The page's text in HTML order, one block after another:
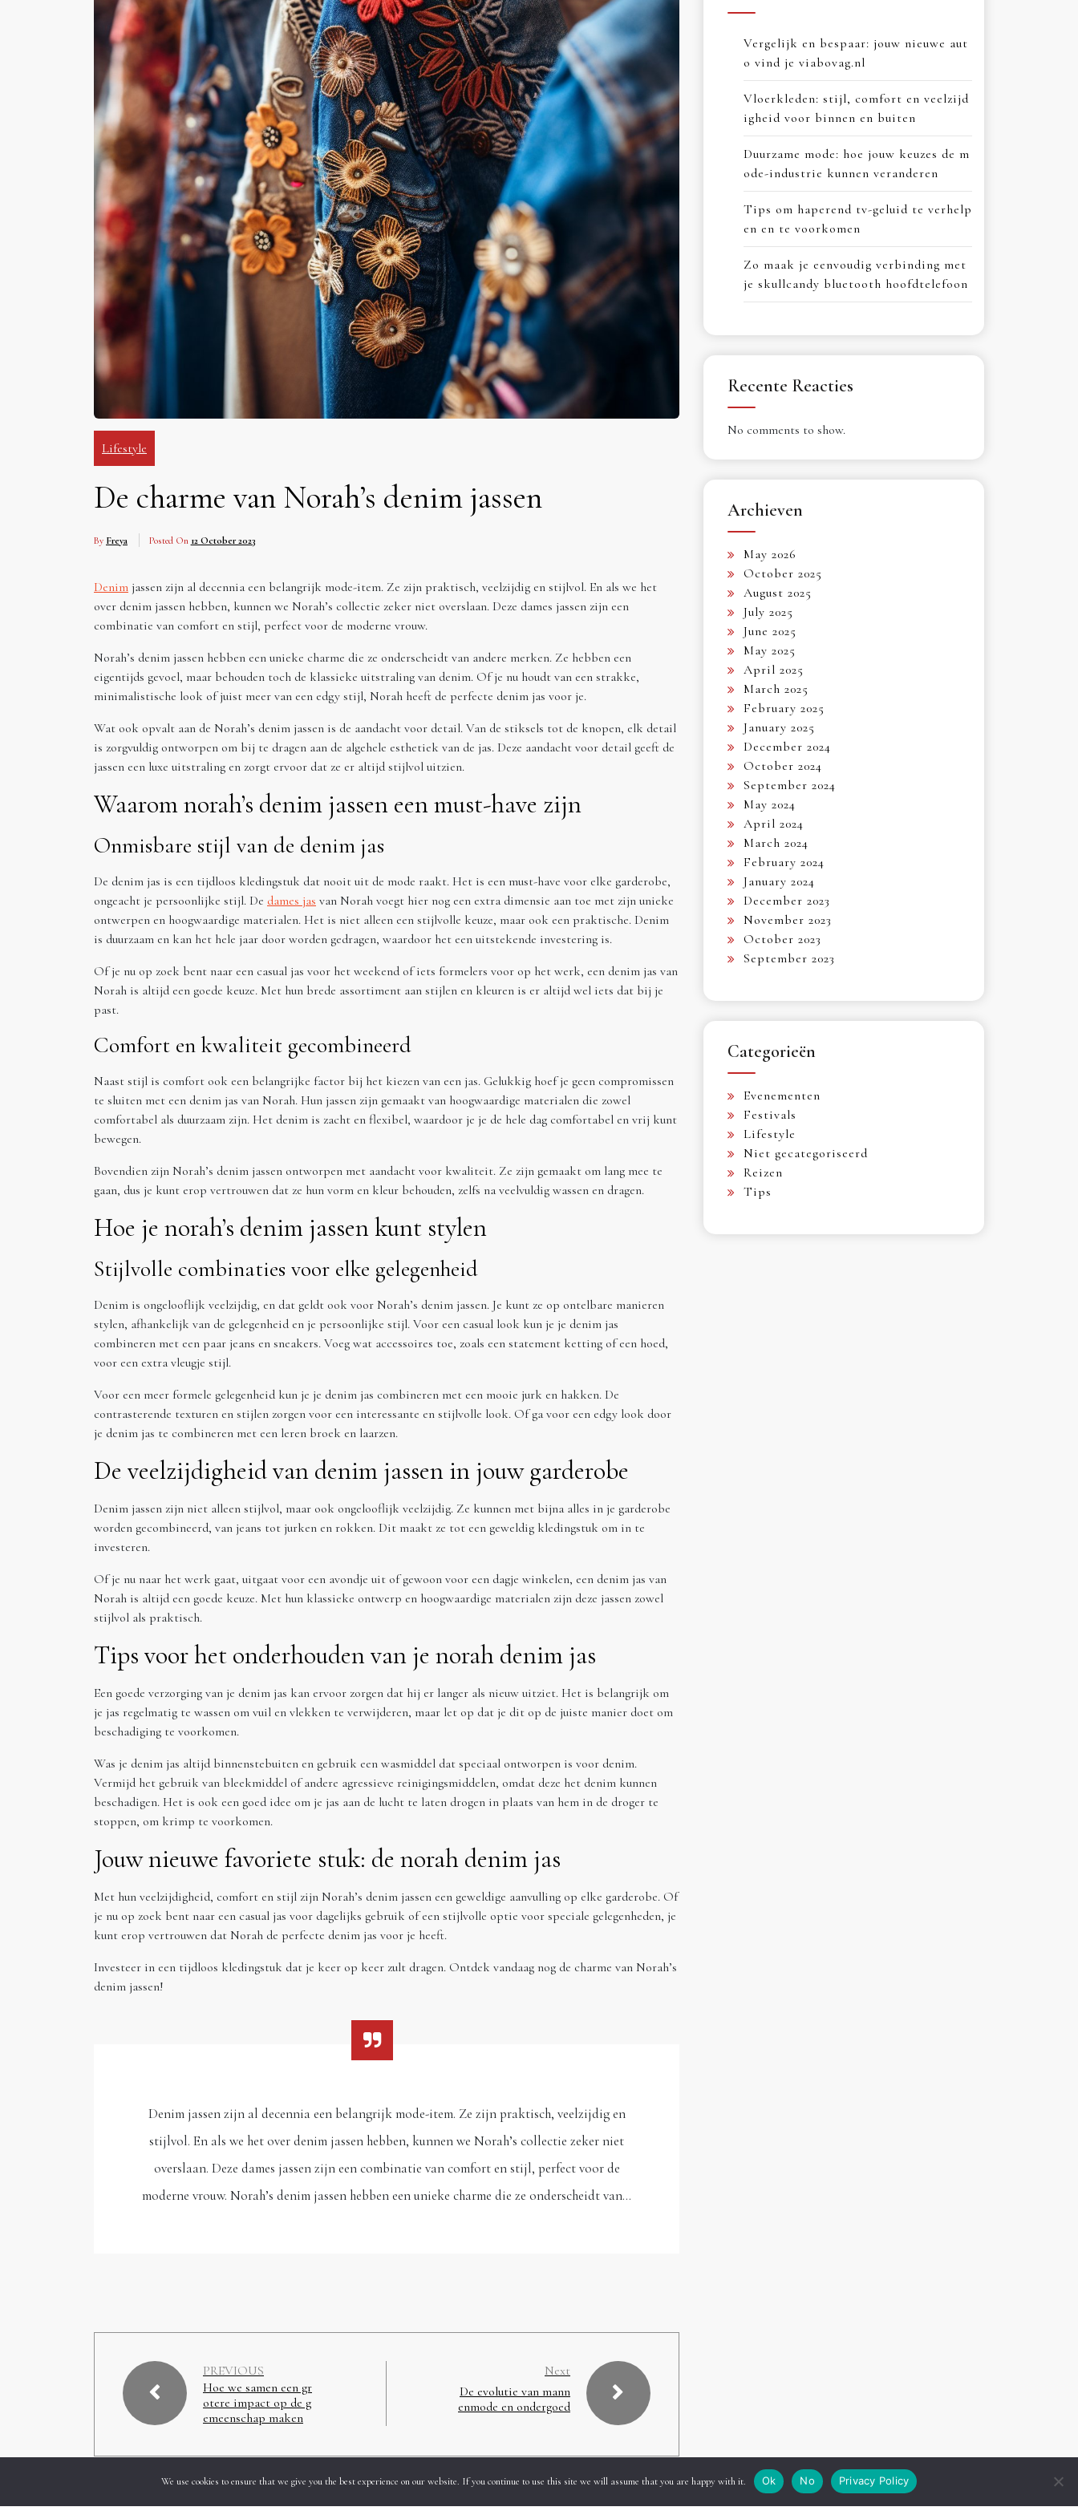
Lifestyle
De charme van Norah’s denim jassen
By Freya Posted On 12 October 2023
Denim jassen zijn al decennia een belangrijk mode-item. Ze zijn praktisch, veelzijdig en stijlvol. En als we het
over denim jassen hebben, kunnen we Norah’s collectie zeker niet overslaan. Deze dames jassen zijn een
combinatie van comfort en stijl, perfect voor de moderne vrouw.
Norah’s denim jassen hebben een unieke charme die ze onderscheidt van andere merken. Ze hebben een
eigentijds gevoel, maar behouden toch de klassieke uitstraling van denim. Of je nu houdt van een strakke,
minimalistische look of juist meer van een edgy stijl, Norah heeft de perfecte denim jas voor je.
Wat ook opvalt aan de Norah’s denim jassen is de aandacht voor detail. Van de stiksels tot de knopen, elk detail
is zorgvuldig ontworpen om bij te dragen aan de algehele esthetiek van de jas. Deze aandacht voor detail geeft de
jassen een luxe uitstraling en zorgt ervoor dat ze er altijd stijlvol uitzien.
Waarom norah’s denim jassen een must-have zijn
Onmisbare stijl van de denim jas
De denim jas is een tijdloos kledingstuk dat nooit uit de mode raakt. Het is een must-have voor elke garderobe,
ongeacht je persoonlijke stijl. De dames jas van Norah voegt hier nog een extra dimensie aan toe met zijn unieke
ontwerpen en hoogwaardige materialen. Het is niet alleen een stijlvolle keuze, maar ook een praktische. Denim
is duurzaam en kan het hele jaar door worden gedragen, waardoor het een uitstekende investering is.
Of je nu op zoek bent naar een casual jas voor het weekend of iets formelers voor op het werk, een denim jas van
Norah is altijd een goede keuze. Met hun brede assortiment aan stijlen en kleuren is er altijd wel iets dat bij je
past.
Comfort en kwaliteit gecombineerd
Naast stijl is comfort ook een belangrijke factor bij het kiezen van een jas. Gelukkig hoef je geen compromissen
te sluiten met een denim jas van Norah. Hun jassen zijn gemaakt van hoogwaardige materialen die zowel
comfortabel als duurzaam zijn. Het denim is zacht en flexibel, waardoor je je de hele dag comfortabel en vrij kunt
bewegen.
Bovendien zijn Norah’s denim jassen ontworpen met aandacht voor kwaliteit. Ze zijn gemaakt om lang mee te
gaan, dus je kunt erop vertrouwen dat ze hun vorm en kleur behouden, zelfs na veelvuldig wassen en dragen.
Hoe je norah’s denim jassen kunt stylen
Stijlvolle combinaties voor elke gelegenheid
Denim is ongelooflijk veelzijdig, en dat geldt ook voor Norah’s denim jassen. Je kunt ze op ontelbare manieren
stylen, afhankelijk van de gelegenheid en je persoonlijke stijl. Voor een casual look kun je je denim jas
combineren met een paar jeans en sneakers. Voeg wat accessoires toe, zoals een statement ketting of een hoed,
voor een extra vleugje stijl.
Voor een meer formele gelegenheid kun je je denim jas combineren met een mooie jurk en hakken. De
contrasterende texturen en stijlen zorgen voor een interessante en stijlvolle look. Of ga voor een edgy look door
je denim jas te combineren met een leren broek en laarzen.
De veelzijdigheid van denim jassen in jouw garderobe
Denim jassen zijn niet alleen stijlvol, maar ook ongelooflijk veelzijdig. Ze kunnen met bijna alles in je garderobe
worden gecombineerd, van jeans tot jurken en rokken. Dit maakt ze tot een geweldig kledingstuk om in te
investeren.
Of je nu naar het werk gaat, uitgaat voor een avondje uit of gewoon voor een dagje winkelen, een denim jas van
Norah is altijd een goede keuze. Met hun klassieke ontwerp en hoogwaardige materialen zijn deze jassen zowel
stijlvol als praktisch.
Tips voor het onderhouden van je norah denim jas
Een goede verzorging van je denim jas kan ervoor zorgen dat hij er langer als nieuw uitziet. Het is belangrijk om
je jas regelmatig te wassen om vuil en vlekken te verwijderen, maar let op dat je dit op de juiste manier doet om
beschadiging te voorkomen.
Was je denim jas altijd binnenstebuiten en gebruik een wasmiddel dat speciaal ontworpen is voor denim.
Vermijd het gebruik van bleekmiddel of andere agressieve reinigingsmiddelen, omdat deze het denim kunnen
beschadigen. Het is ook een goed idee om je jas aan de lucht te laten drogen in plaats van hem in de droger te
stoppen, om krimp te voorkomen.
Jouw nieuwe favoriete stuk: de norah denim jas
Met hun veelzijdigheid, comfort en stijl zijn Norah’s denim jassen een geweldige aanvulling op elke garderobe. Of
je nu op zoek bent naar een casual jas voor dagelijks gebruik of een stijlvolle optie voor speciale gelegenheden, je
kunt erop vertrouwen dat Norah de perfecte denim jas voor je heeft.
Investeer in een tijdloos kledingstuk dat je keer op keer zult dragen. Ontdek vandaag nog de charme van Norah’s
denim jassen!
Denim jassen zijn al decennia een belangrijk mode-item. Ze zijn praktisch, veelzijdig en
stijlvol. En als we het over denim jassen hebben, kunnen we Norah’s collectie zeker niet
overslaan. Deze dames jassen zijn een combinatie van comfort en stijl, perfect voor de
moderne vrouw. Norah’s denim jassen hebben een unieke charme die ze onderscheidt van…
PREVIOUS
Hoe we samen een gr
otere impact op de g
emeenschap maken
Next
De evolutie van mann
enmode en ondergoed
Vergelijk en bespaar: jouw nieuwe aut
o vind je viabovag.nl
Vloerkleden: stijl, comfort en veelzijd
igheid voor binnen en buiten
Duurzame mode: hoe jouw keuzes de m
ode-industrie kunnen veranderen
Tips om haperend tv-geluid te verhelp
en en te voorkomen
Zo maak je eenvoudig verbinding met
je skullcandy bluetooth hoofdtelefoon
Recente Reacties
No comments to show.
Archieven
May 2026
October 2025
August 2025
July 2025
June 2025
May 2025
April 2025
March 2025
February 2025
January 2025
December 2024
October 2024
September 2024
May 2024
April 2024
March 2024
February 2024
January 2024
December 2023
November 2023
October 2023
September 2023
Categorieën
Evenementen
Festivals
Lifestyle
Niet gecategoriseerd
Reizen
Tips
We use cookies to ensure that we give you the best experience on our website. If you continue to use this site we will assume that you are happy with it. Ok No Privacy Policy